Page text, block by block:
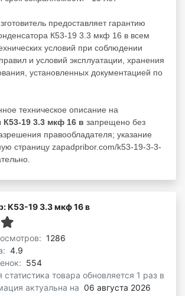
предоставляет гарантию
К53-19 3.3 мкф 16 в всем
условий при соблюдении
и условий эксплуатации, хранения
установленных документацией по
техническое описание на
К53-19 3.3 мкф 16 в запрещено без
правообладателя; указание
страницу zapadpribor.com/k53-19-3-3-
К53-19 3.3 мкф 16 в
1286
4.9
554
статистика товара обновляется 1 раз в
актуальна на 06 августа 2026